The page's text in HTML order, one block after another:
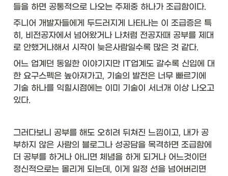
들을 하면 공통적으로 나오는 주제중 하나가 조급함이다.
주니어 개발자들에게 두드러지게 나타나는 이 조급증은 특
히, 비전공자에서 넘어왔거나 나처럼 전공자때 공부를 제대
로 안했거나해서 시작이 늦은사람일수록 많은 것 같다.
어느 업계던 동일한 이야기지만 IT업계도 갈수록 신입에 대
한 요구스펙은 높아져가고, 기술의 발전은 너무 빠르기에
기술 하나를 익힐시점에는 이미 기술이 서너개 이상 나오고
있다.
그러다보니 공부를 해도 오히려 뒤쳐진 느낌이고, 내가 공
부하지 않은 사람의 블로그나 성공담을 목격하면 조급함에
더 공부를 하거나 아니면 체념을 하게 되거나 어느것이던
정신적으로는 몰리게 되는데, 이게 일정 선을 넘어버리면